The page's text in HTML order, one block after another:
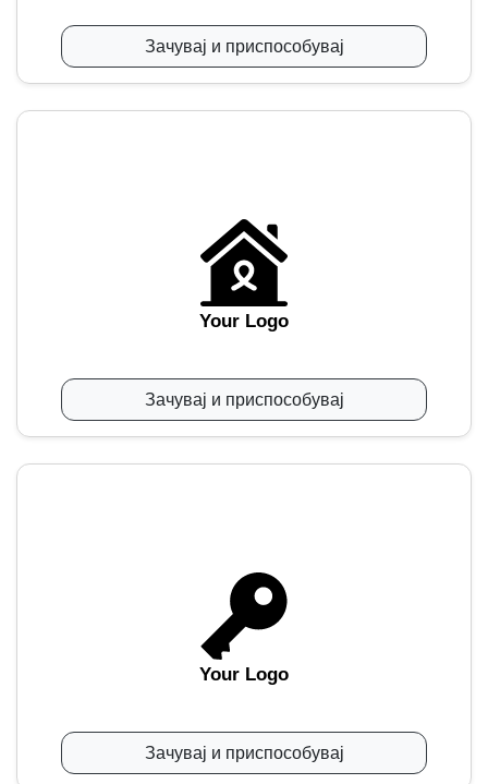
Зачувај и приспособувај
Your Logo
Зачувај и приспособувај
Your Logo
Зачувај и приспособувај